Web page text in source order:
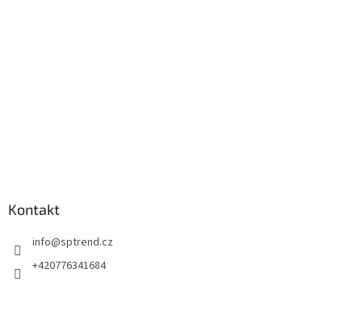
Kontakt
info@sptrend.cz
+420776341684